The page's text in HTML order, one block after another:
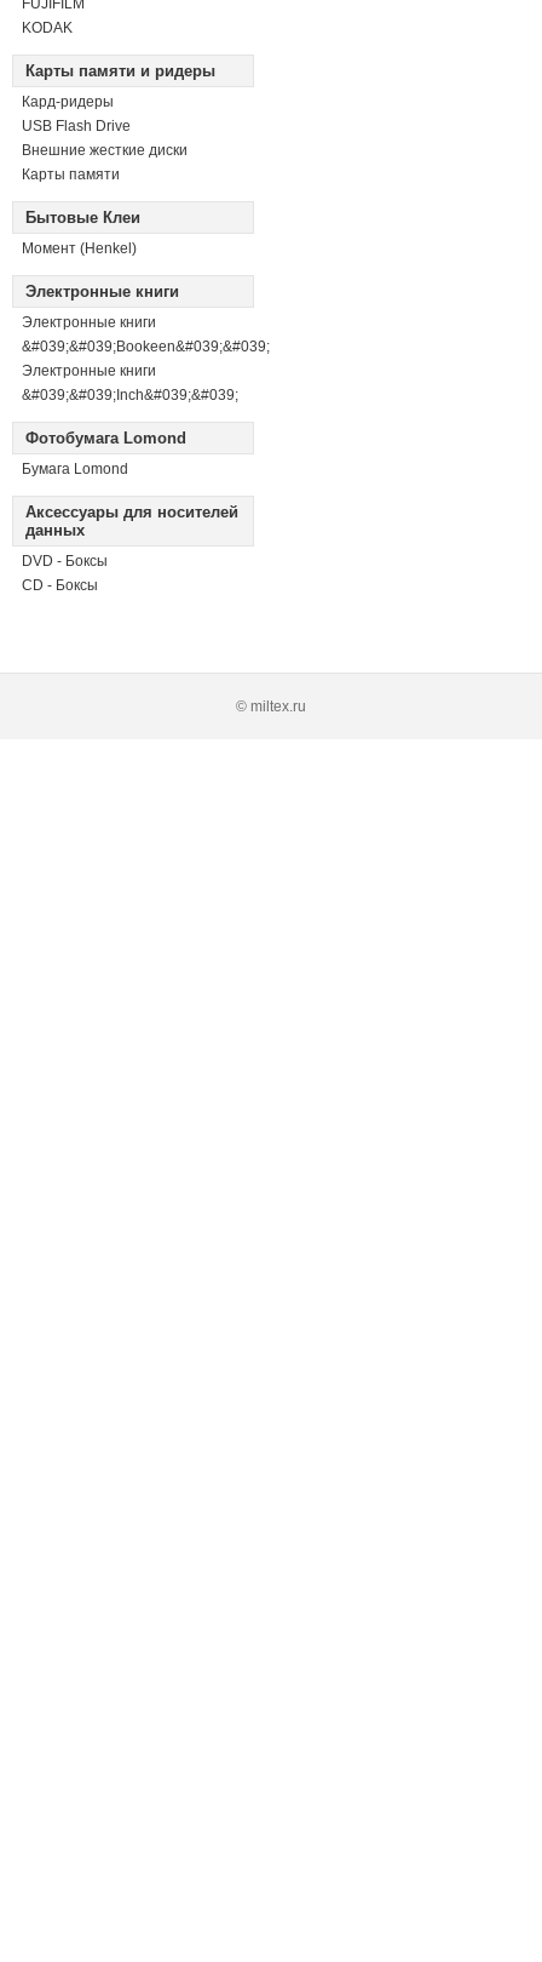
FUJIFILM
KODAK
Карты памяти и ридеры
Кард-ридеры
USB Flash Drive
Внешние жесткие диски
Карты памяти
Бытовые Клеи
Момент (Henkel)
Электронные книги
Электронные книги
&#039;&#039;Bookeen&#039;&#039;
Электронные книги
&#039;&#039;Inch&#039;&#039;
Фотобумага Lomond
Бумага Lomond
Аксессуары для носителей
данных
DVD - Боксы
CD - Боксы
© miltex.ru